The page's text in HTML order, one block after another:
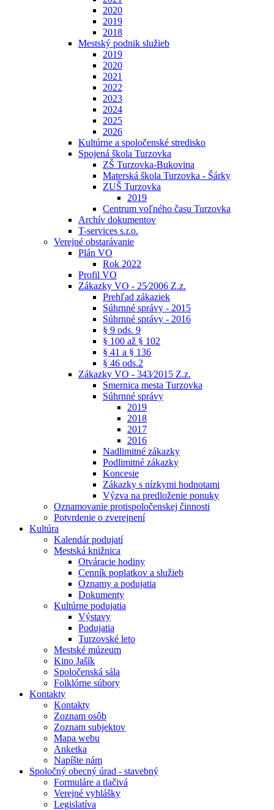
2020
2019
2018
Mestský podnik služieb
2019
2020
2021
2022
2023
2024
2025
2026
Kultúrne a spoločenské stredisko
Spojená škola Turzovka
ZŠ Turzovka-Bukovina
Materská škola Turzovka - Šárky
ZUŠ Turzovka
2019
Centrum voľného času Turzovka
Archív dokumentov
T-services s.r.o.
Verejné obstarávanie
Plán VO
Rok 2022
Profil VO
Zákazky VO - 25⁄2006 Z.z.
Prehľad zákaziek
Súhrnné správy - 2015
Súhrnné správy - 2016
§ 9 ods. 9
§ 100 až § 102
§ 41 a § 136
§ 46 ods.2
Zákazky VO - 343⁄2015 Z.z.
Smernica mesta Turzovka
Súhrnné správy
2019
2018
2017
2016
Nadlimitné zákazky
Podlimitné zákazky
Koncesie
Zákazky s nízkymi hodnotami
Výzva na predloženie ponuky
Oznamovanie protispoločenskej činnosti
Potvrdenie o zverejnení
Kultúra
Kalendár podujatí
Mestská knižnica
Otváracie hodiny
Cenník poplatkov a služieb
Oznamy a podujatia
Dokumenty
Kultúrne podujatia
Výstavy
Podujatia
Turzovské leto
Mestské múzeum
Kino Jašík
Spoločenská sála
Folklórne súbory
Kontakty
Kontakty
Zoznam osôb
Zoznam subjektov
Mapa webu
Anketka
Napíšte nám
Spoločný obecný úrad - stavebný
Formuláre a tlačivá
Verejné vyhlášky
Legislatíva